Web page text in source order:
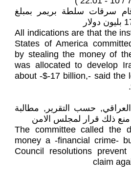
سرقات سلطة بريمر بمبلغ
All indications are that the
States of America
by stealing the money of
was allocated to develop
about -$-17 billion,- said the
حسب التقرير, مطالبة
منع ذلك قرار لمجلس الامن
The committee called the
money a -financial crime-
Council resolutions
claim